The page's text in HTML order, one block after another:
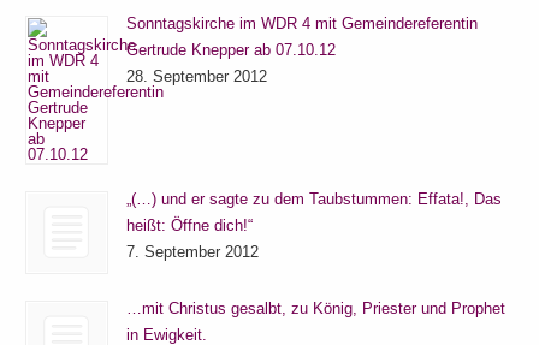
Sonntagskirche im WDR 4 mit Gemeindereferentin
Gertrude Knepper ab 07.10.12
28. September 2012
„(…) und er sagte zu dem Taubstummen: Effata!, Das
heißt: Öffne dich!“
7. September 2012
…mit Christus gesalbt, zu König, Priester und Prophet
in Ewigkeit.